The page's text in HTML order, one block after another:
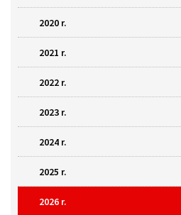
2020 r.
2021 r.
2022 r.
2023 r.
2024 r.
2025 r.
2026 r.